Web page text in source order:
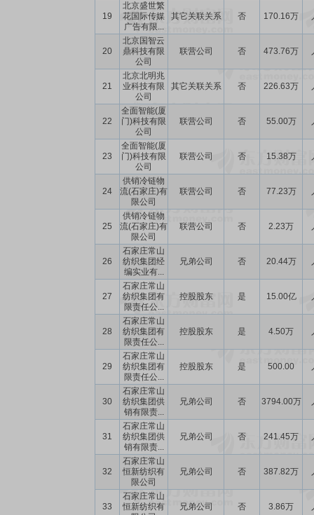
19
北京盛世繁
花国际传媒
广告有限...
其它关联关系 否 170.16万
20
北京国智云
鼎科技有限
公司
联营公司 否 473.76万
21
北京北明兆
业科技有限
公司
其它关联关系 否 226.63万
22
全面智能(厦
门)科技有限
公司
联营公司 否 55.00万
23
全面智能(厦
门)科技有限
公司
联营公司 否 15.38万
24
供销冷链物
流(石家庄)有
限公司
联营公司 否 77.23万
25
供销冷链物
流(石家庄)有
限公司
联营公司 否 2.23万
26
石家庄常山
纺织集团经
编实业有...
兄弟公司 否 20.44万
27
石家庄常山
纺织集团有
限责任公...
控股股东 是 15.00亿
28
石家庄常山
纺织集团有
限责任公...
控股股东 是 4.50万
29
石家庄常山
纺织集团有
限责任公...
控股股东 是 500.00
30
石家庄常山
纺织集团供
销有限责...
兄弟公司 否 3794.00万
31
石家庄常山
纺织集团供
销有限责...
兄弟公司 否 241.45万
32
石家庄常山
恒新纺织有
限公司
兄弟公司 否 387.82万
33
石家庄常山
恒新纺织有
兄弟公司 否 3.86万